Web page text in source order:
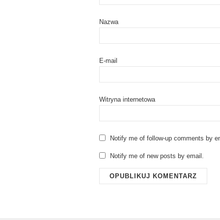
Nazwa
E-mail
Witryna internetowa
Notify me of follow-up comments by
Notify me of new posts by email.